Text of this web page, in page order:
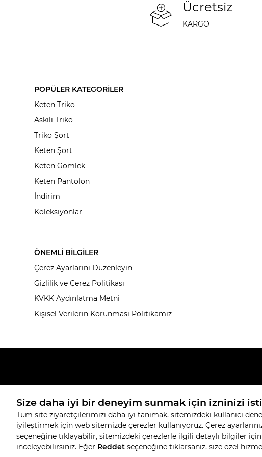
Ücretsiz
KARGO
POPÜLER KATEGORİLER
Keten Triko
Askılı Triko
Triko Şort
Keten Şort
Keten Gömlek
Keten Pantolon
İndirim
Koleksiyonlar
ÖNEMLİ BİLGİLER
Çerez Ayarlarını Düzenleyin
Gizlilik ve Çerez Politikası
KVKK Aydınlatma Metni
Kişisel Verilerin Korunması Politikamız